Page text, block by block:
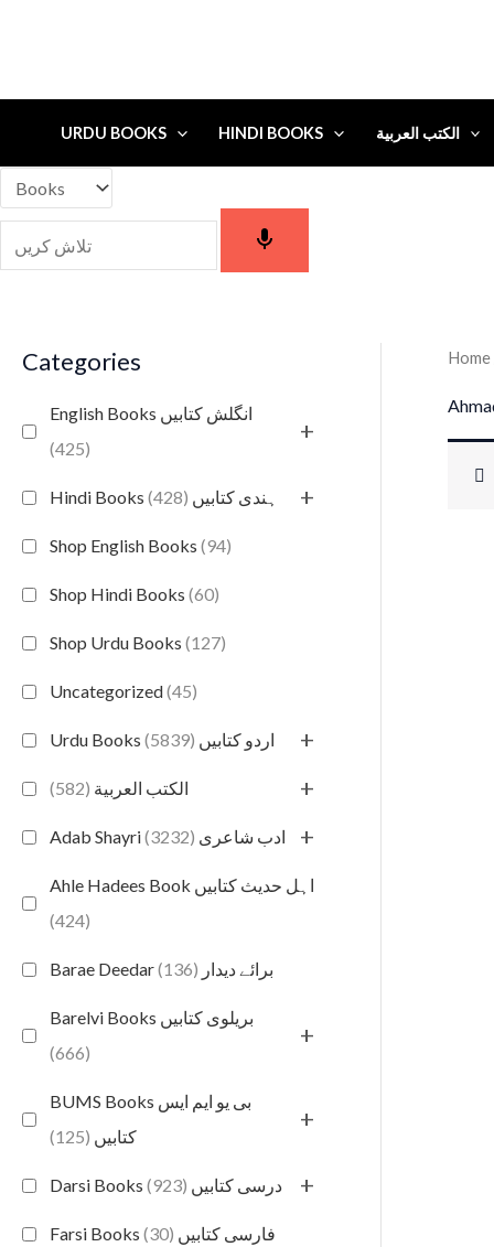
URDU BOOKS HINDI BOOKS الكتب العربية
Categories
English Books انگلش کتابیں
(425)
+
Hindi Books ہندی کتابیں (428) +
Shop English Books (94)
Shop Hindi Books (60)
Shop Urdu Books (127)
Uncategorized(45)
Urdu Books اردو کتابیں (5839) +
الكتب العربية (582) +
Adab Shayri ادب شاعری (3232) +
Ahle Hadees Book اہل حدیث کتابیں
(424)
Barae Deedar برائے دیدار (136)
Barelvi Books بریلوی کتابیں
(666)
+
BUMS Books بی یو ایم ایس
کتابیں (125)
+
Darsi Books درسی کتابیں (923) +
Farsi Books فارسی کتابیں (30)
Home